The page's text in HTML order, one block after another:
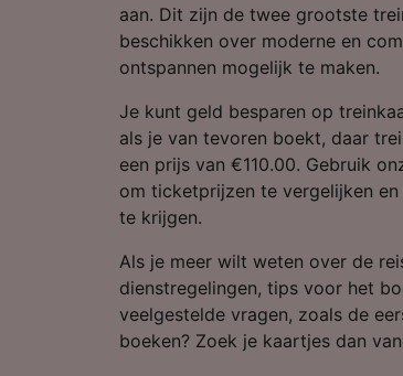
aan. Dit zijn de twee grootste
beschikken over moderne en
ontspannen mogelijk te maken.
Je kunt geld besparen op
als je van tevoren boekt, daar
een prijs van €110.00. Gebruik
om ticketprijzen te vergelijken
te krijgen.
Als je meer wilt weten over de
dienstregelingen, tips voor het
veelgestelde vragen, zoals de
boeken? Zoek je kaartjes dan